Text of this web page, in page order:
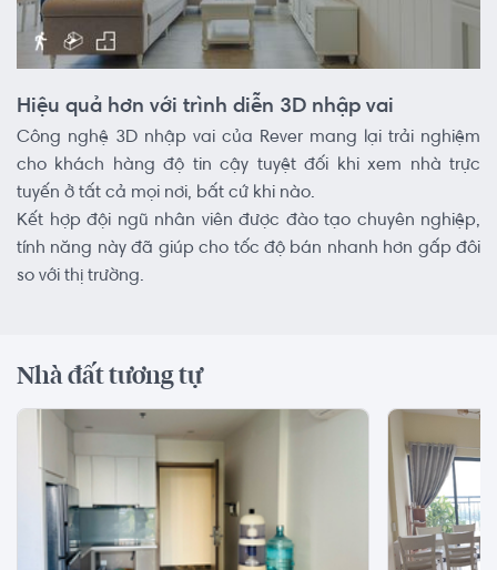
Hiệu quả hơn với trình diễn 3D nhập vai
Công nghệ 3D nhập vai của Rever mang lại trải nghiệm
cho khách hàng độ tin cậy tuyệt đối khi xem nhà trực
tuyến ở tất cả mọi nơi, bất cứ khi nào.
Kết hợp đội ngũ nhân viên được đào tạo chuyên nghiệp,
tính năng này đã giúp cho tốc độ bán nhanh hơn gấp đôi
so với thị trường.
Nhà đất tương tự